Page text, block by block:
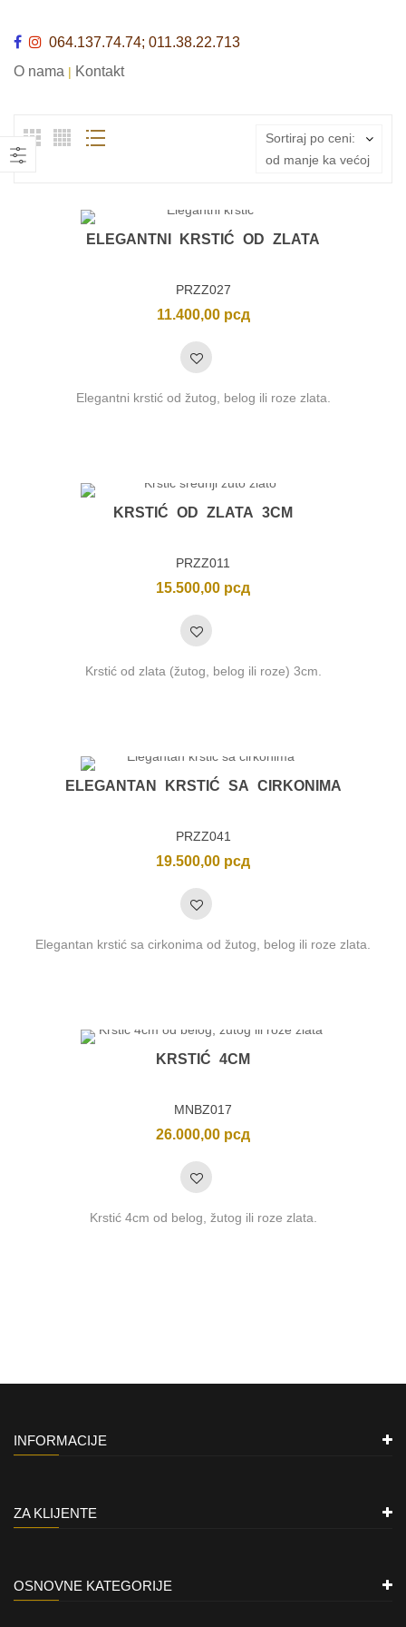
064.137.74.74; 011.38.22.713
O nama | Kontakt
Sortiraj po ceni:
od manje ka većoj
ELEGANTNI KRSTIĆ OD ZLATA
PRZZ027
11.400,00 рсд
Elegantni krstić od žutog, belog ili roze zlata.
KRSTIĆ OD ZLATA 3CM
PRZZ011
15.500,00 рсд
Krstić od zlata (žutog, belog ili roze) 3cm.
ELEGANTAN KRSTIĆ SA CIRKONIMA
PRZZ041
19.500,00 рсд
Elegantan krstić sa cirkonima od žutog, belog ili roze zlata.
KRSTIĆ 4CM
MNBZ017
26.000,00 рсд
Krstić 4cm od belog, žutog ili roze zlata.
INFORMACIJE
ZA KLIJENTE
OSNOVNE KATEGORIJE